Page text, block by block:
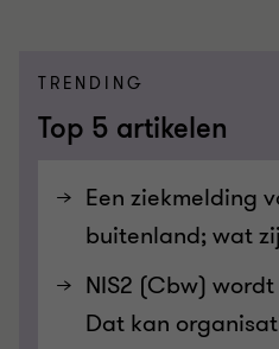
TRENDING
Top 5 artikelen
Een ziekmelding
buitenland; wat
NIS2 (Cbw)
Dat kan